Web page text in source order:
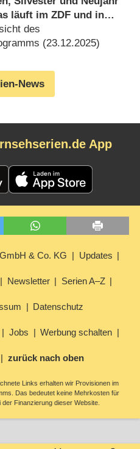
läuft im ZDF und in
des
(23.12.2025)
News
App
& Co. KG Updates
Newsletter Serien A–Z
Datenschutz
Jobs Werbung schalten
zurück nach oben
Links erhalten wir Provisionen im
Das bedeutet keine Mehrkosten für
Finanzierung dieser Website.